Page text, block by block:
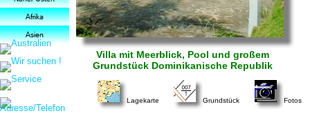
Fotos
Lagekarte Grundstück
Villa mit Meerblick, Pool und großem
Grundstück Dominikanische Republik